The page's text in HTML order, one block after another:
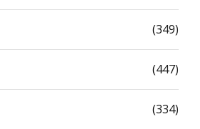
(349)
(447)
(334)